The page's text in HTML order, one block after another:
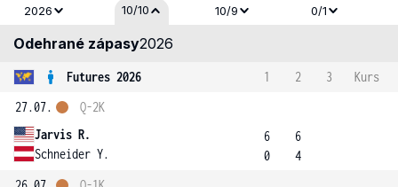
2026 10/10 10/9 0/1
Odehrané zápasy2026
Futures 2026 1 2 3
Kurs
27.07.
Jarvis R.
Schneider Y.
Q-2K
6
0
6
4